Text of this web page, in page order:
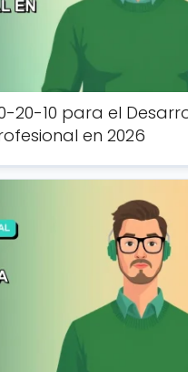
20-10 para el
en 2026